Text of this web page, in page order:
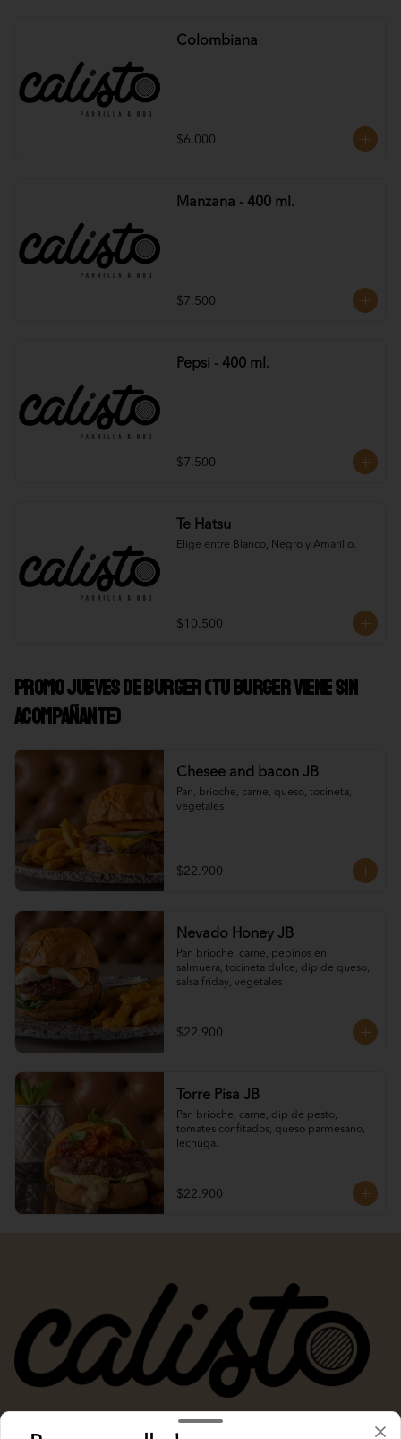
Colombiana
$6.000
Manzana - 400 ml.
$7.500
Pepsi - 400 ml.
$7.500
Te Hatsu
Elige entre Blanco, Negro y Amarillo.
$10.500
Promo Jueves de Burger (Tu burger viene sin
acompañante)
Chesee and bacon JB
Pan, brioche, carne, queso, tocineta,
vegetales
$22.900
Nevado Honey JB
Pan brioche, carne, pepinos en
salmuera, tocineta dulce, dip de queso,
salsa friday, vegetales
$22.900
Torre Pisa JB
Pan brioche, carne, dip de pesto,
tomates confitados, queso parmesano,
lechuga.
$22.900